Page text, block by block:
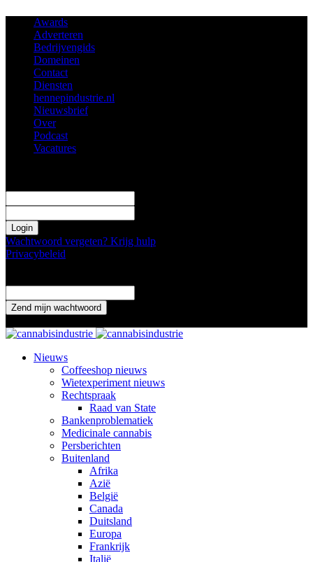
Awards
Adverteren
Bedrijvengids
Domeinen
Contact
Diensten
hennepindustrie.nl
Nieuwsbrief
Over
Podcast
Vacatures
Wachtwoord vergeten? Krijg hulp
Privacybeleid
Nieuws
Coffeeshop nieuws
Wietexperiment nieuws
Rechtspraak
Raad van State
Bankenproblematiek
Medicinale cannabis
Persberichten
Buitenland
Afrika
Azië
België
Canada
Duitsland
Europa
Frankrijk
Italië